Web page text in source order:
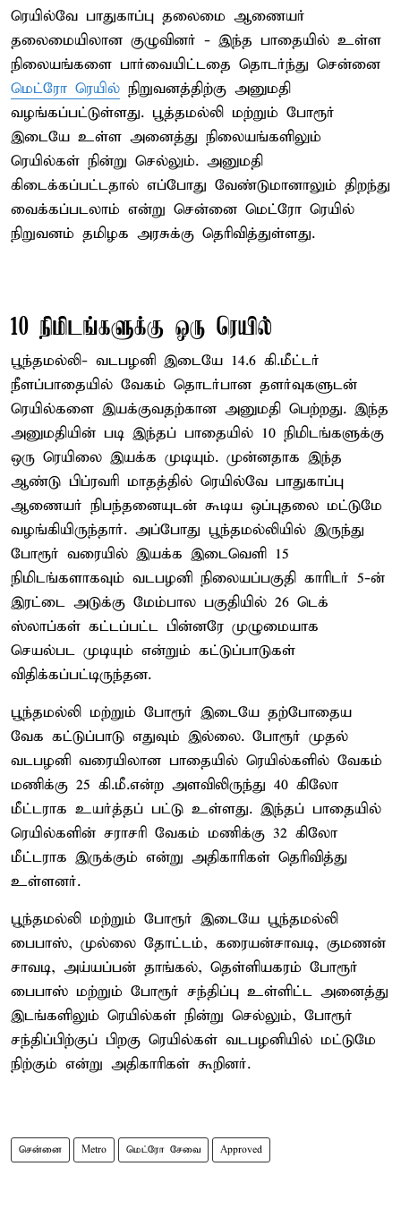
ரெயில்வே பாதுகாப்பு தலைமை ஆணையர்
தலைமையிலான குழுவினர் - இந்த பாதையில் உள்ள
நிலையங்களை பார்வையிட்டதை தொடர்ந்து சென்னை
மெட்ரோ ரெயில் நிறுவனத்திற்கு அனுமதி
வழங்கப்பட்டுள்ளது. பூத்தமல்லி மற்றும் போரூர்
இடையே உள்ள அனைத்து நிலையங்களிலும்
ரெயில்கள் நின்று செல்லும். அனுமதி
கிடைக்கப்பட்டதால் எப்போது வேண்டுமானாலும் திறந்து
வைக்கப்படலாம் என்று சென்னை மெட்ரோ ரெயில்
நிறுவனம் தமிழக அரசுக்கு தெரிவித்துள்ளது.
10 நிமிடங்களுக்கு ஒரு ரெயில்
பூந்தமல்லி- வடபழனி இடையே 14.6 கி.மீட்டர்
நீளப்பாதையில் வேகம் தொடர்பான தளர்வுகளுடன்
ரெயில்களை இயக்குவதற்கான அனுமதி பெற்றது. இந்த
அனுமதியின் படி இந்தப் பாதையில் 10 நிமிடங்களுக்கு
ஒரு ரெயிலை இயக்க முடியும். முன்னதாக இந்த
ஆண்டு பிப்ரவரி மாதத்தில் ரெயில்வே பாதுகாப்பு
ஆணையர் நிபந்தனையுடன் கூடிய ஒப்புதலை மட்டுமே
வழங்கியிருந்தார். அப்போது பூந்தமல்லியில் இருந்து
போரூர் வரையில் இயக்க இடைவெளி 15
நிமிடங்களாகவும் வடபழனி நிலையப்பகுதி காரிடர் 5-ன்
இரட்டை அடுக்கு மேம்பால பகுதியில் 26 டெக்
ஸ்லாப்கள் கட்டப்பட்ட பின்னரே முழுமையாக
செயல்பட முடியும் என்றும் கட்டுப்பாடுகள்
விதிக்கப்பட்டிருந்தன.
பூந்தமல்லி மற்றும் போரூர் இடையே தற்போதைய
வேக கட்டுப்பாடு எதுவும் இல்லை. போரூர் முதல்
வடபழனி வரையிலான பாதையில் ரெயில்களில் வேகம்
மணிக்கு 25 கி.மீ.என்ற அளவிலிருந்து 40 கிலோ
மீட்டராக உயர்த்தப் பட்டு உள்ளது. இந்தப் பாதையில்
ரெயில்களின் சராசரி வேகம் மணிக்கு 32 கிலோ
மீட்டராக இருக்கும் என்று அதிகாரிகள் தெரிவித்து
உள்ளனர்.
பூந்தமல்லி மற்றும் போரூர் இடையே பூந்தமல்லி
பைபாஸ், முல்லை தோட்டம், கரையன்சாவடி, குமணன்
சாவடி, அய்யப்பன் தாங்கல், தெள்ளியகரம் போரூர்
பைபாஸ் மற்றும் போரூர் சந்திப்பு உள்ளிட்ட அனைத்து
இடங்களிலும் ரெயில்கள் நின்று செல்லும், போரூர்
சந்திப்பிற்குப் பிறகு ரெயில்கள் வடபழனியில் மட்டுமே
நிற்கும் என்று அதிகாரிகள் கூறினர்.
சென்னை Metro மெட்ரோ சேவை Approved